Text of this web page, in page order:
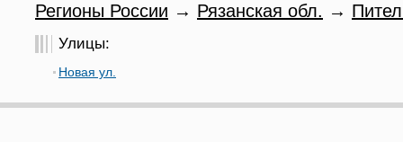
Регионы России → Рязанская обл. →
Улицы:
Новая ул.